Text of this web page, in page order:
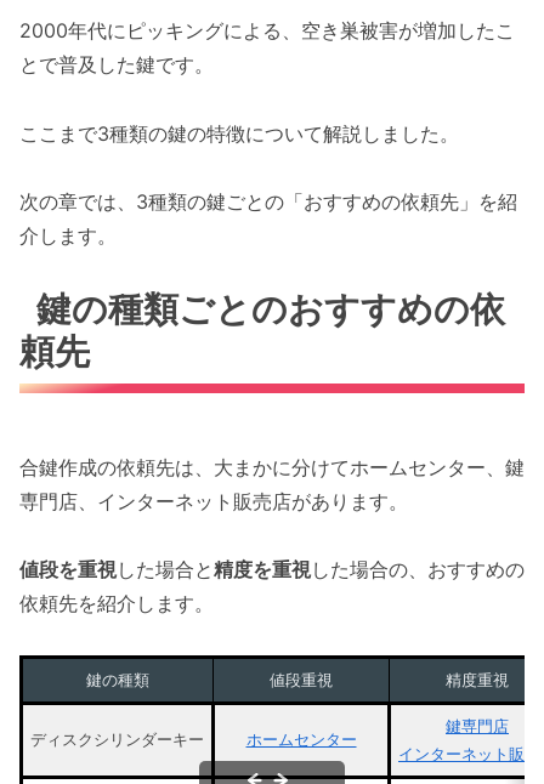
2000年代にピッキングによる、空き巣被害が増加したこ
とで普及した鍵です。
ここまで3種類の鍵の特徴について解説しました。
次の章では、3種類の鍵ごとの「おすすめの依頼先」を紹
介します。
鍵の種類ごとのおすすめの依
頼先
合鍵作成の依頼先は、大まかに分けてホームセンター、鍵
専門店、インターネット販売店があります。
値段を重視した場合と精度を重視した場合の、おすすめの
依頼先を紹介します。
鍵の種類 値段重視 精度重視
ディスクシリンダーキー ホームセンター
鍵専門店
インターネット販売